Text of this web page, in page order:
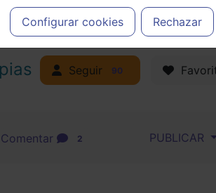
a las necesidades del paciente.
Configurar cookies Rechazar
Seguir 90
Comentar 2 PUBLICAR